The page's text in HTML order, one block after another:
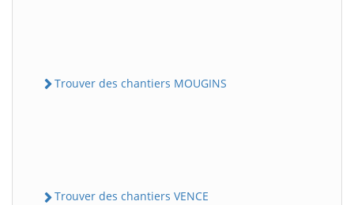
Trouver des chantiers MOUGINS
Trouver des chantiers VENCE